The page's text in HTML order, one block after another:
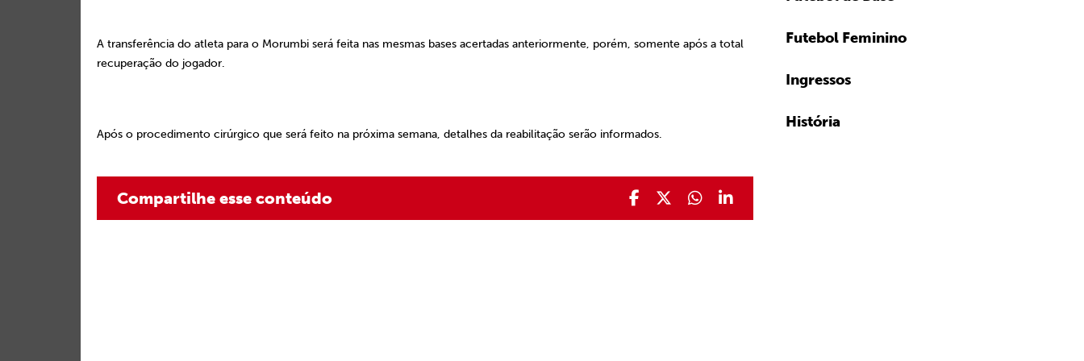
A transferência do atleta para o Morumbi será feita nas mesmas bases acertadas anteriormente, porém, somente após a total
recuperação do jogador.
Após o procedimento cirúrgico que será feito na próxima semana, detalhes da reabilitação serão informados.
Compartilhe esse conteúdo
Futebol Feminino
Ingressos
História